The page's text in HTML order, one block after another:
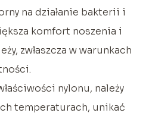
na działanie bakterii i
komfort noszenia i
zwłaszcza w warunkach
nylonu, należy
temperaturach, unikać